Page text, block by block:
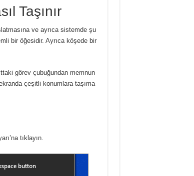
Taşınır
ve ayrıca sistemde şu
bir öğesidir. Ayrıca köşede bir
görev çubuğundan memnun
çeşitli konumlara taşıma
tıklayın.